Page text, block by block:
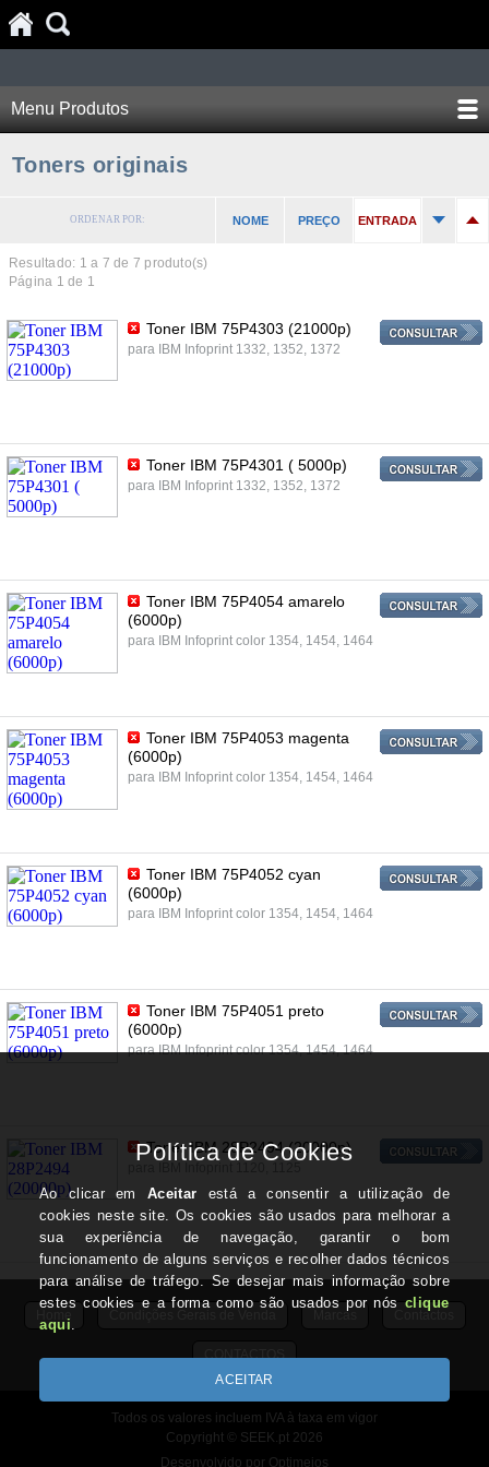
Menu Produtos
Toners originais
ORDENAR POR: NOME PREÇO ENTRADA
Resultado: 1 a 7 de 7 produto(s)
Página 1 de 1
Toner IBM 75P4303 (21000p)
para IBM Infoprint 1332, 1352, 1372
Toner IBM 75P4301 ( 5000p)
para IBM Infoprint 1332, 1352, 1372
Toner IBM 75P4054 amarelo
(6000p)
para IBM Infoprint color 1354, 1454, 1464
Toner IBM 75P4053 magenta
(6000p)
para IBM Infoprint color 1354, 1454, 1464
Toner IBM 75P4052 cyan
(6000p)
para IBM Infoprint color 1354, 1454, 1464
Toner IBM 75P4051 preto
(6000p)
para IBM Infoprint color 1354, 1454, 1464
Toner IBM 28P2494 (20000p)
Home Marcas Contactos
CONTACTOS
Todos os valores incluem IVA à taxa em vigor
Copyright © SEEK.pt 2026
Desenvolvido por Optimeios